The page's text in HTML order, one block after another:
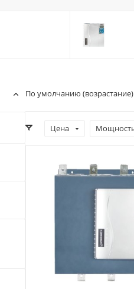
По умолчанию (возрастание)
Цена
Мощность, кВт
Номинальный ток, A
Степень защиты
Рабочая температура,
-10 ~ 60 °C